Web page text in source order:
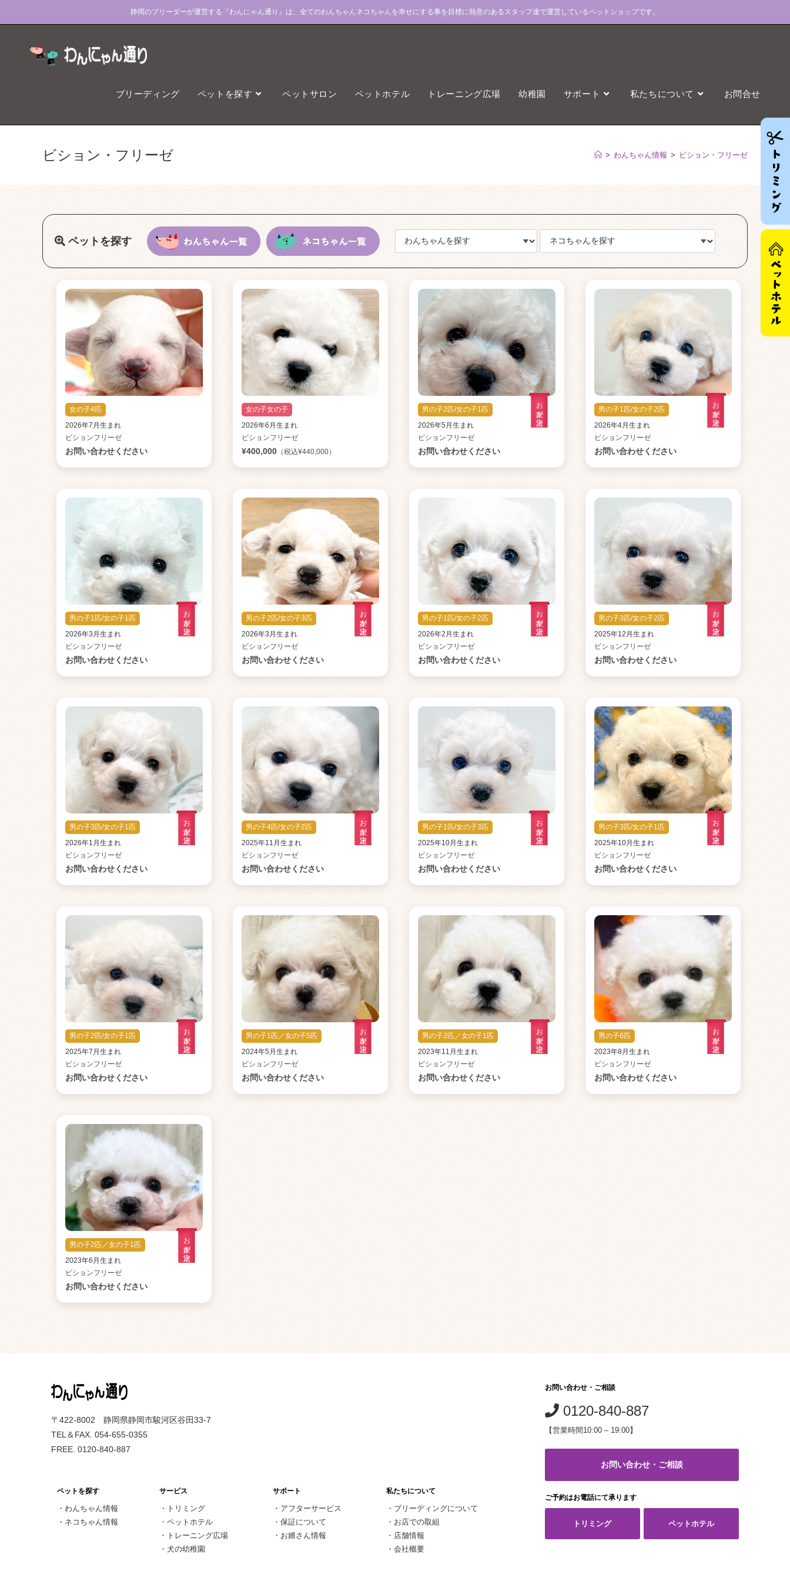
ッ
静岡のブリーダーが運営する『わんにゃん通り』は、全てのわんちゃんネコちゃんを幸せにする事を目標に熱意のあるスタッフ達で運営しているペットショップです。
ブリーディング ペットを探す ペットサロン ペットホテル トレーニング広場 幼稚園 サポート 私たちについて お問合せ
ビション・フリーゼ > わんちゃん情報 > ビション・フリーゼ
ペットを探す
女の子4匹
2026年7月生まれ
ビションフリーゼ
お問い合わせください
女の子女の子
2026年6月生まれ
ビションフリーゼ
¥400,000 （税込¥440,000）
お家が決定
男の子2匹/女の子1匹
2026年5月生まれ
ビションフリーゼ
お問い合わせください
お家が決定
男の子1匹/女の子2匹
2026年4月生まれ
ビションフリーゼ
お問い合わせください
お家が決定
男の子1匹/女の子1匹
2026年3月生まれ
ビションフリーゼ
お問い合わせください
お家が決定
男の子2匹/女の子3匹
2026年3月生まれ
ビションフリーゼ
お問い合わせください
お家が決定
男の子1匹/女の子2匹
2026年2月生まれ
ビションフリーゼ
お問い合わせください
お家が決定
男の子3匹/女の子2匹
2025年12月生まれ
ビションフリーゼ
お問い合わせください
お家が決定
男の子3匹/女の子1匹
2026年1月生まれ
ビションフリーゼ
お問い合わせください
お家が決定
男の子4匹/女の子2匹
2025年11月生まれ
ビションフリーゼ
お問い合わせください
お家が決定
男の子1匹/女の子3匹
2025年10月生まれ
ビションフリーゼ
お問い合わせください
お家が決定
男の子3匹/女の子1匹
2025年10月生まれ
ビションフリーゼ
お問い合わせください
お家が決定
男の子2匹/女の子1匹
2025年7月生まれ
ビションフリーゼ
お問い合わせください
お家が決定
男の子1匹／女の子5匹
2024年5月生まれ
ビションフリーゼ
お問い合わせください
お家が決定
男の子2匹／女の子1匹
2023年11月生まれ
ビションフリーゼ
お問い合わせください
お家が決定
男の子6匹
2023年8月生まれ
ビションフリーゼ
お問い合わせください
お家が決定
男の子2匹／女の子1匹
2023年6月生まれ
ビションフリーゼ
お問い合わせください
〒422-8002 静岡県静岡市駿河区谷田33-7
TEL＆FAX. 054-655-0355
FREE. 0120-840-887
ペットを探す
・ わんちゃん情報
・ ネコちゃん情報
サービス
・ トリミング
・ ペットホテル
・ トレーニング広場
・ 犬の幼稚園
サポート
・ アフターサービス
・ 保証について
・ お婿さん情報
私たちについて
・ ブリーディングについて
・ お店での取組
・ 店舗情報
・ 会社概要
お問い合わせ・ご相談
0120-840-887
【営業時間10:00 – 19:00】
お問い合わせ・ご相談
ご予約はお電話にて承ります
トリミング ペットホテル